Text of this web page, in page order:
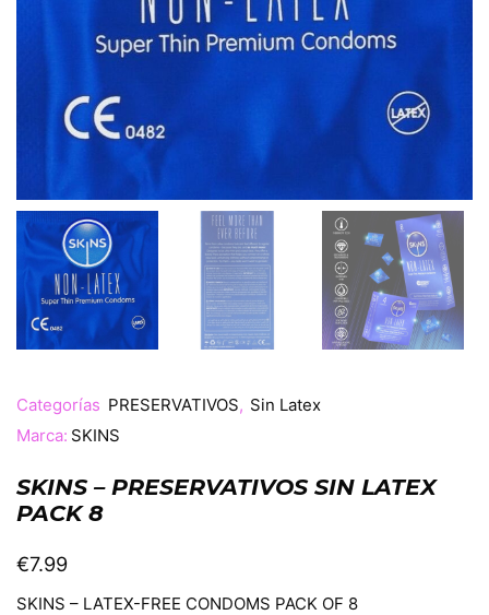
Categorías PRESERVATIVOS, Sin Latex
Marca: SKINS
SKINS – PRESERVATIVOS SIN LATEX
PACK 8
€7.99
SKINS – LATEX-FREE CONDOMS PACK OF 8